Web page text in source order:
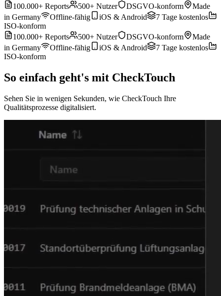
100.000+ Reports 500+ Nutzer DSGVO-konform
Made
in Germany
Offline-fähig iOS & Android
7 Tage kostenlos
ISO-konform
100.000+ Reports
500+ Nutzer DSGVO-konform
Made
in Germany
Offline-fähig iOS & Android
7 Tage kostenlos
ISO-konform
So einfach geht's mit CheckTouch
Sehen Sie in wenigen Sekunden, wie CheckTouch Ihre
Qualitätsprozesse digitalisiert.